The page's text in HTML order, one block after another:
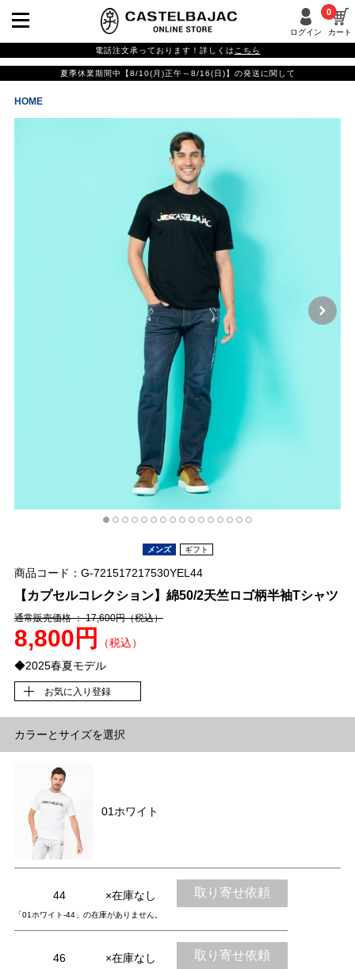
ログイン カート
0
電話注文承っております！詳しくは こちら
夏季休業期間中【8/10(月)正午～8/16(日)】の発送に関して
HOME
メンズ ギフト
商品コード：G-721517217530YEL44
【カプセルコレクション】綿50/2天竺ロゴ柄半袖Tシャツ
通常販売価格 ： 17,600円（税込）
8,800円
（税込）
◆2025春夏モデル
お気に入り登録
カラーとサイズを選択
01ホワイト
44 ×在庫なし 取り寄せ依頼
「01ホワイト-44」の在庫がありません。
46 ×在庫なし 取り寄せ依頼